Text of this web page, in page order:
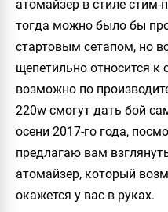
атомайзер в стиле стим-
тогда можно было бы
стартовым сетапом, но
щепетильно относится к
возможно по
220w смогут дать бой
осени 2017-го года,
предлагаю вам
атомайзер, который
окажется у вас в руках.